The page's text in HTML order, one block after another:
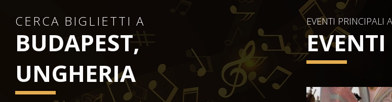
CERCA BIGLIETTI A
BUDAPEST,
UNGHERIA
EVENTI PRINCIPALI